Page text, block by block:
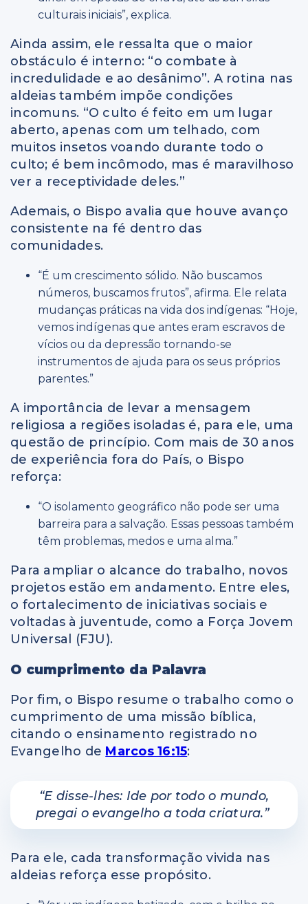
culturais iniciais”, explica.
Ainda assim, ele ressalta que o maior
obstáculo é interno: “o combate à
incredulidade e ao desânimo”. A rotina nas
aldeias também impõe condições
incomuns. “O culto é feito em um lugar
aberto, apenas com um telhado, com
muitos insetos voando durante todo o
culto; é bem incômodo, mas é maravilhoso
ver a receptividade deles.”
Ademais, o Bispo avalia que houve avanço
consistente na fé dentro das
comunidades.
“É um crescimento sólido. Não buscamos
números, buscamos frutos”, afirma. Ele relata
mudanças práticas na vida dos indígenas: “Hoje,
vemos indígenas que antes eram escravos de
vícios ou da depressão tornando-se
instrumentos de ajuda para os seus próprios
parentes.”
A importância de levar a mensagem
religiosa a regiões isoladas é, para ele, uma
questão de princípio. Com mais de 30 anos
de experiência fora do País, o Bispo
reforça:
“O isolamento geográfico não pode ser uma
barreira para a salvação. Essas pessoas também
têm problemas, medos e uma alma.”
Para ampliar o alcance do trabalho, novos
projetos estão em andamento. Entre eles,
o fortalecimento de iniciativas sociais e
voltadas à juventude, como a Força Jovem
Universal (FJU).
O cumprimento da Palavra
Por fim, o Bispo resume o trabalho como o
cumprimento de uma missão bíblica,
citando o ensinamento registrado no
Evangelho de Marcos 16:15:
“E disse-lhes: Ide por todo o mundo,
pregai o evangelho a toda criatura.”
Para ele, cada transformação vivida nas
aldeias reforça esse propósito.